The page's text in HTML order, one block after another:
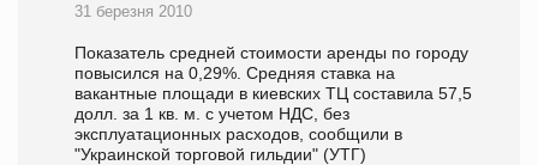
31 березня 2010
Показатель средней стоимости аренды по городу
повысился на 0,29%. Средняя ставка на
вакантные площади в киевских ТЦ составила 57,5
долл. за 1 кв. м. с учетом НДС, без
эксплуатационных расходов, сообщили в
"Украинской торговой гильдии" (УТГ)